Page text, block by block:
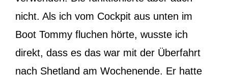
nicht. Als ich vom Cockpit aus unten im
Boot Tommy fluchen hörte, wusste ich
direkt, dass es das war mit der Überfahrt
nach Shetland am Wochenende. Er hatte